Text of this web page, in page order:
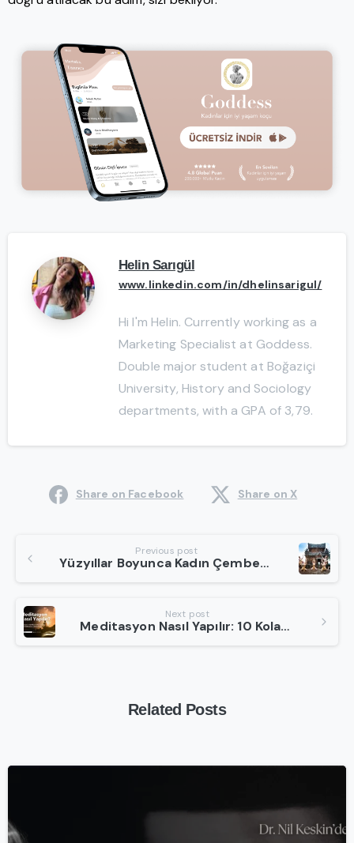
Helin Sarıgül
www.linkedin.com/in/dhelinsarigul/
Hi I'm Helin. Currently working as a
Marketing Specialist at Goddess.
Double major student at Boğaziçi
University, History and Sociology
departments, with a GPA of 3,79.
Share on Facebook Share on X
Reading
Previous post
Yüzyıllar Boyunca Kadın Çemberleri
Next post
Meditasyon Nasıl Yapılır: 10 Kolay Adımda Başlangıç Seviyesinden Uzmanlığa
Related Posts